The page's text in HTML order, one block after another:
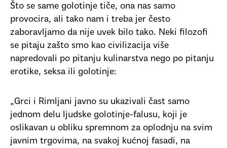
Što se same golotinje tiče, ona nas samo
provocira, ali tako nam i treba jer često
zaboravljamo da nije uvek bilo tako. Neki filozofi
se pitaju zašto smo kao civilizacija više
napredovali po pitanju kulinarstva nego po pitanju
erotike, seksa ili golotinje:
„Grci i Rimljani javno su ukazivali čast samo
jednom delu ljudske golotinje-falusu, koji je
oslikavan u obliku spremnom za oplodnju na svim
javnim trgovima, na svakoj kućnoj fasadi, na